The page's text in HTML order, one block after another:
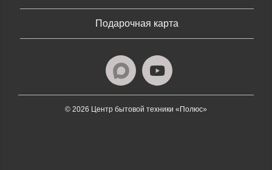
Подарочная карта
© 2026 Центр бытовой техники «Полюс»